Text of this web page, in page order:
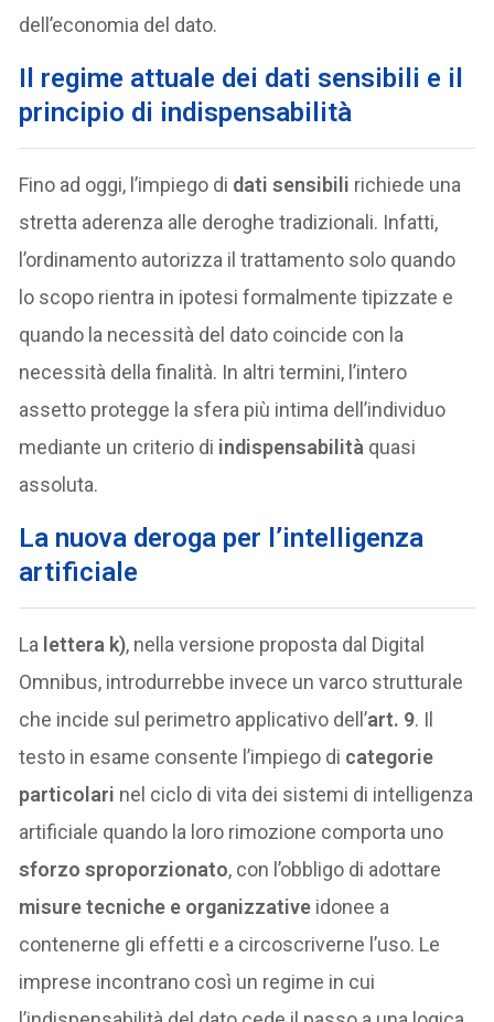
dell’economia del dato.
Il regime attuale dei dati sensibili e il
principio di indispensabilità
Fino ad oggi, l’impiego di dati sensibili richiede una
stretta aderenza alle deroghe tradizionali. Infatti,
l’ordinamento autorizza il trattamento solo quando
lo scopo rientra in ipotesi formalmente tipizzate e
quando la necessità del dato coincide con la
necessità della finalità. In altri termini, l’intero
assetto protegge la sfera più intima dell’individuo
mediante un criterio di indispensabilità quasi
assoluta.
La nuova deroga per l’intelligenza
artificiale
La lettera k), nella versione proposta dal Digital
Omnibus, introdurrebbe invece un varco strutturale
che incide sul perimetro applicativo dell’art. 9. Il
testo in esame consente l’impiego di categorie
particolari nel ciclo di vita dei sistemi di intelligenza
artificiale quando la loro rimozione comporta uno
sforzo sproporzionato, con l’obbligo di adottare
misure tecniche e organizzative idonee a
contenerne gli effetti e a circoscriverne l’uso. Le
imprese incontrano così un regime in cui